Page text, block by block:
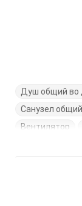
Душ общий во
Санузел
Вентилятор
Журнальный